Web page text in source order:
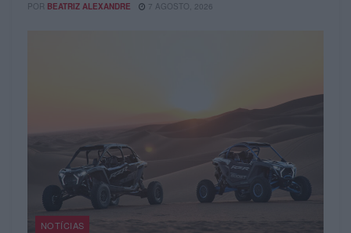
POR BEATRIZ ALEXANDRE 7 AGOSTO, 2026
NOTÍCIAS